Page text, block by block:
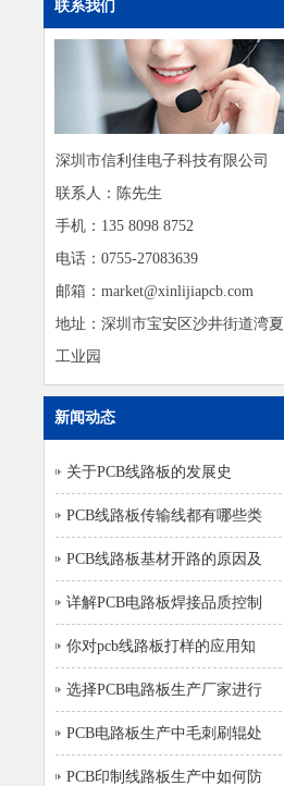
联系我们
深圳市信利佳电子科技有限公司
联系人：陈先生
手机：135 8098 8752
电话：0755-27083639
邮箱：market@xinlijiapcb.com
地址：深圳市宝安区沙井街道湾夏
工业园
新闻动态
关于PCB线路板的发展史
PCB线路板传输线都有哪些类
PCB线路板基材开路的原因及
详解PCB电路板焊接品质控制
你对pcb线路板打样的应用知
选择PCB电路板生产厂家进行
PCB电路板生产中毛刺刷辊处
PCB印制线路板生产中如何防